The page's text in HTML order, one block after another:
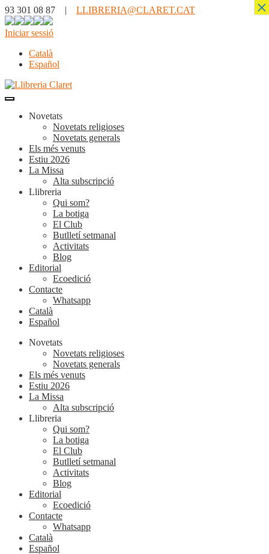
93 301 08 87 | LLIBRERIA@CLARET.CAT
Iniciar sessió
Català
Español
Novetats
Novetats religioses
Novetats generals
Els més venuts
Estiu 2026
La Missa
Alta subscripció
Llibreria
Qui som?
La botiga
El Club
Butlletí setmanal
Activitats
Blog
Editorial
Ecoedició
Contacte
Whatsapp
Català
Español
Novetats
Novetats religioses
Novetats generals
Els més venuts
Estiu 2026
La Missa
Alta subscripció
Llibreria
Qui som?
La botiga
El Club
Butlletí setmanal
Activitats
Blog
Editorial
Ecoedició
Contacte
Whatsapp
Català
Español
×